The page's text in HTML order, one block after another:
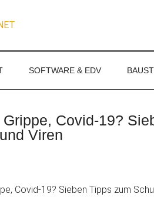
SOFTWARE & EDV
Covid-19?
Viren